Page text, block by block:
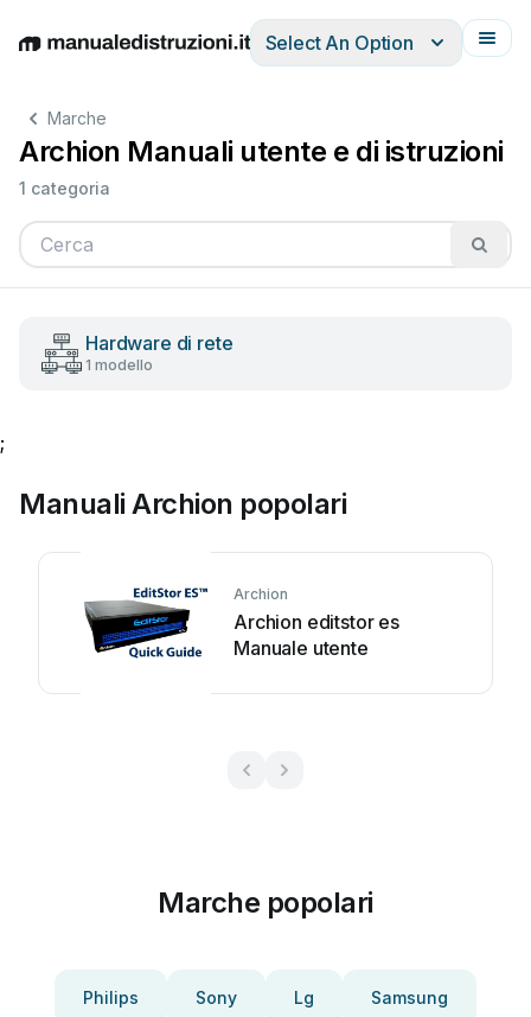
EnglishDeutschEspañolItalianoFrançais
Select An Option
Marche
Archion Manuali utente e di istruzioni
1 categoria
Hardware di rete
1 modello
;
Manuali Archion popolari
Archion
Archion editstor es
Manuale utente
Marche popolari
Philips Sony Lg Samsung